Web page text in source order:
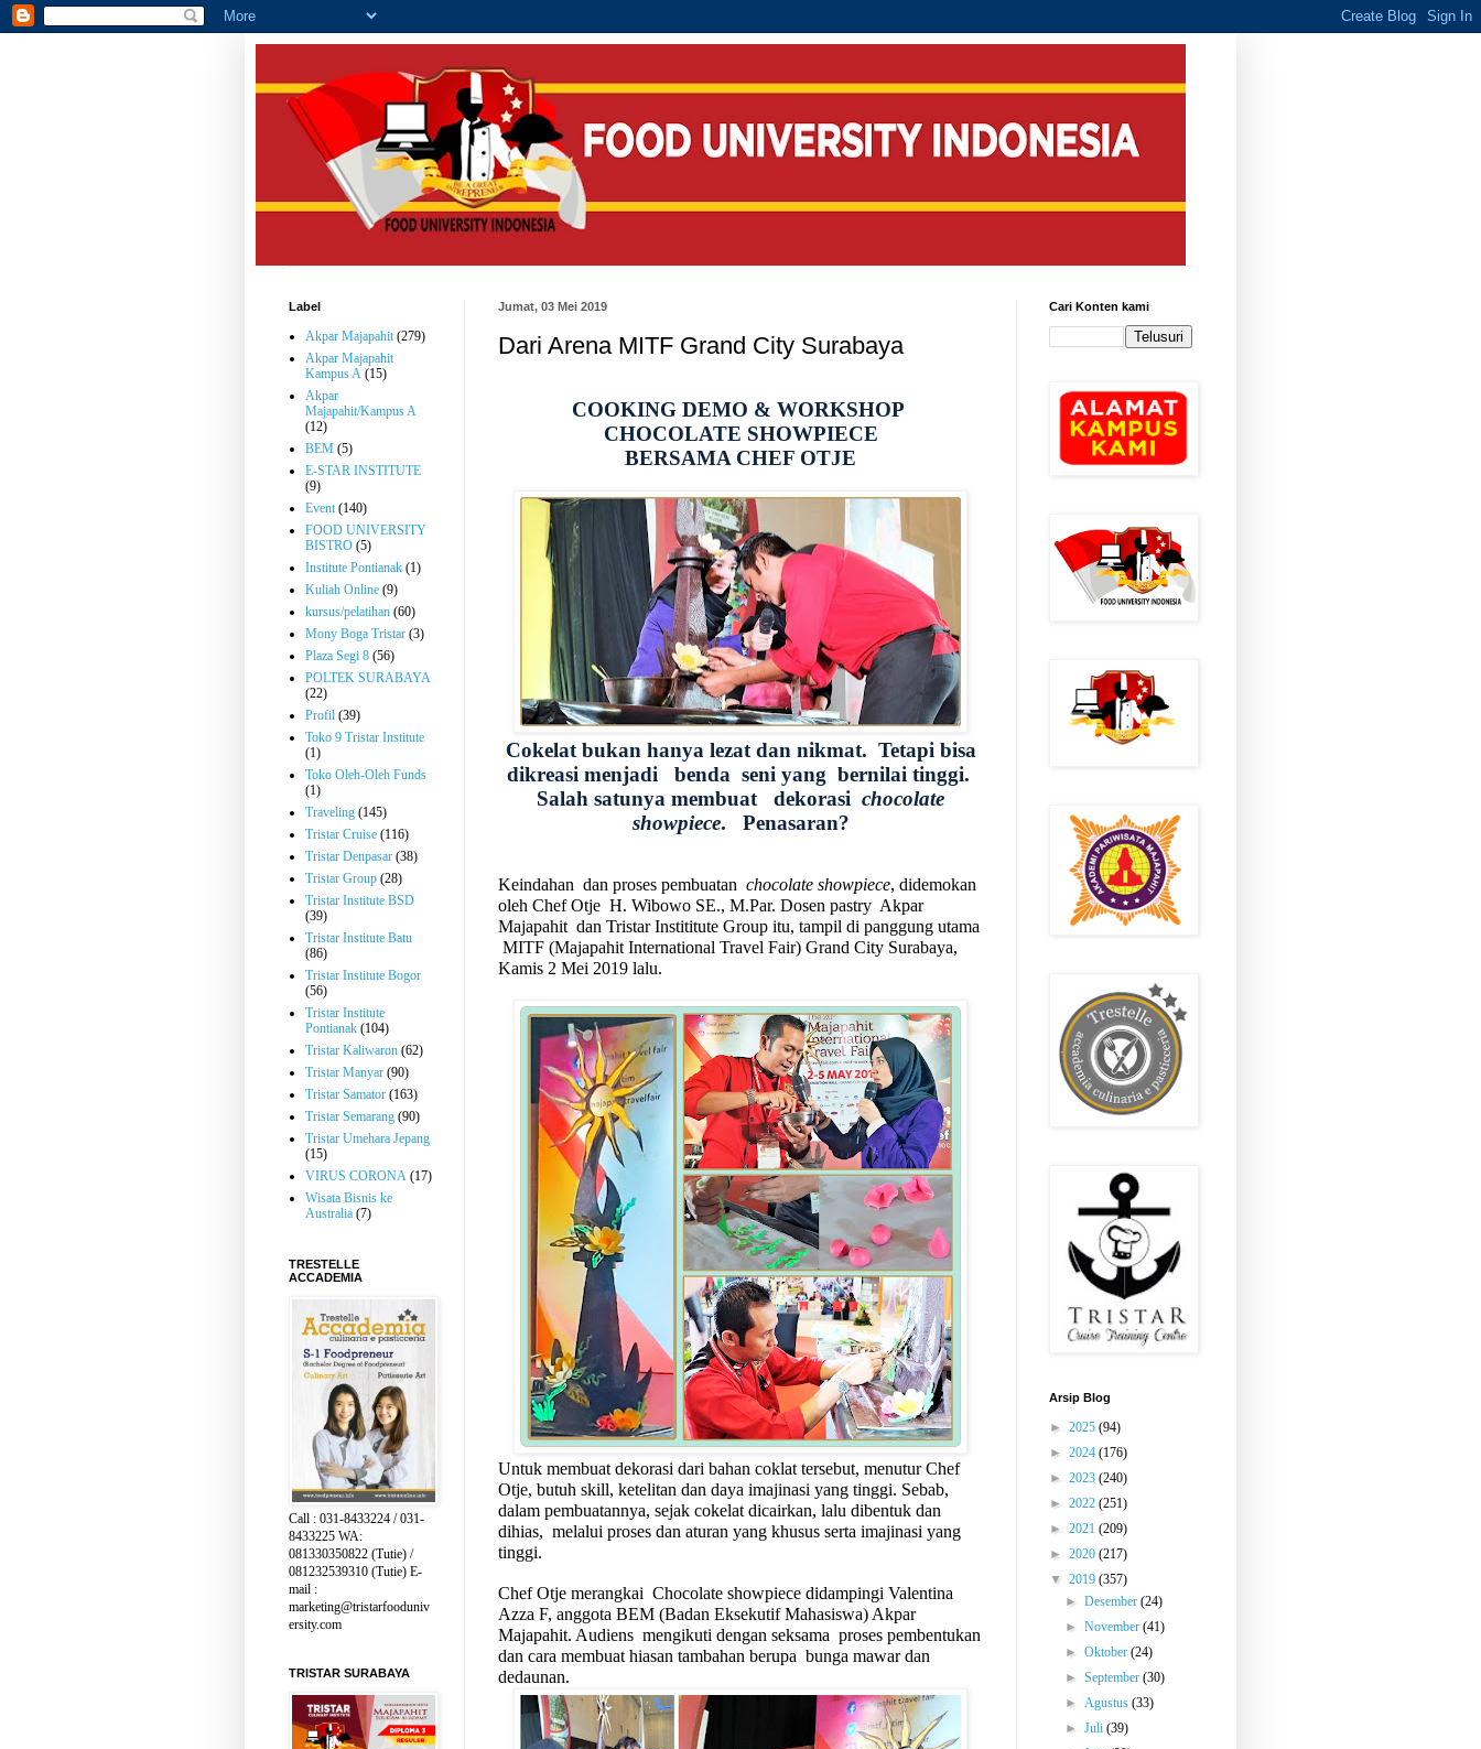
Jumat, 03 Mei 2019
Dari Arena MITF Grand City Surabaya
COOKING DEMO & WORKSHOP
CHOCOLATE SHOWPIECE
BERSAMA CHEF OTJE
Cokelat bukan hanya lezat dan nikmat. Tetapi bisa
dikreasi menjadi
benda seni yang bernilai tinggi.
Salah satunya membuat
dekorasi chocolate
showpiece. Penasaran?
Keindahan dan proses pembuatan chocolate showpiece, didemokan
oleh Chef Otje H. Wibowo SE., M.Par. Dosen pastry Akpar
Majapahit dan Tristar Instititute Group itu, tampil di panggung utama
MITF (Majapahit International Travel Fair) Grand City Surabaya,
Kamis 2 Mei 2019 lalu.
Untuk membuat dekorasi dari bahan coklat tersebut, menutur Chef
Otje, butuh skill, ketelitan dan daya imajinasi yang tinggi. Sebab,
dalam pembuatannya, sejak cokelat dicairkan, lalu dibentuk dan
dihias, melalui proses dan aturan yang khusus serta imajinasi yang
tinggi.
Chef Otje merangkai Chocolate showpiece didampingi Valentina
Azza F, anggota BEM (Badan Eksekutif Mahasiswa) Akpar
Majapahit. Audiens mengikuti dengan seksama proses pembentukan
dan cara membuat hiasan tambahan berupa bunga mawar dan
dedaunan.
Label
Akpar Majapahit (279)
Akpar Majapahit
Kampus A (15)
Akpar
Majapahit/Kampus A
(12)
BEM (5)
E-STAR INSTITUTE
(9)
Event (140)
FOOD UNIVERSITY
BISTRO (5)
Institute Pontianak (1)
Kuliah Online (9)
kursus/pelatihan (60)
Mony Boga Tristar (3)
Plaza Segi 8 (56)
POLTEK SURABAYA
(22)
Profil (39)
Toko 9 Tristar Institute
(1)
Toko Oleh-Oleh Funds
(1)
Traveling (145)
Tristar Cruise (116)
Tristar Denpasar (38)
Tristar Group (28)
Tristar Institute BSD
(39)
Tristar Institute Batu
(86)
Tristar Institute Bogor
(56)
Tristar Institute
Pontianak (104)
Tristar Kaliwaron (62)
Tristar Manyar (90)
Tristar Samator (163)
Tristar Semarang (90)
Tristar Umehara Jepang
(15)
VIRUS CORONA (17)
Wisata Bisnis ke
Australia (7)
TRESTELLE
ACCADEMIA
Call : 031-8433224 / 031-
8433225 WA:
081330350822 (Tutie) /
081232539310 (Tutie) E-
mail :
marketing@tristarfooduniv
ersity.com
TRISTAR SURABAYA
Cari Konten kami
Arsip Blog
► 2025 (94)
► 2024 (176)
► 2023 (240)
► 2022 (251)
► 2021 (209)
► 2020 (217)
▼ 2019 (357)
►Desember(24)
►November(41)
►Oktober(24)
►September(30)
►Agustus(33)
►Juli(39)